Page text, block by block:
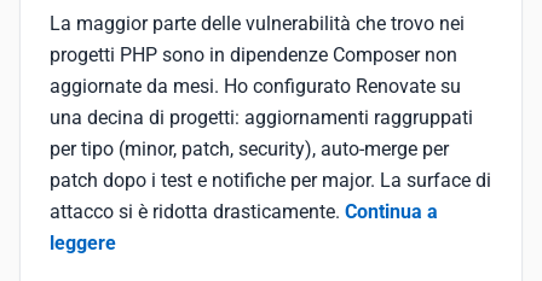
La maggior parte delle vulnerabilità che trovo nei
progetti PHP sono in dipendenze Composer non
aggiornate da mesi. Ho configurato Renovate su
una decina di progetti: aggiornamenti raggruppati
per tipo (minor, patch, security), auto-merge per
patch dopo i test e notifiche per major. La surface di
attacco si è ridotta drasticamente. Continua a
leggere